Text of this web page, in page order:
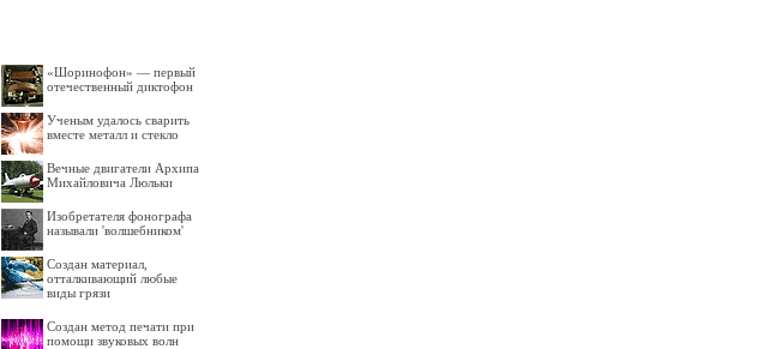
«Шоринофон» — первый
отечественный диктофон
Ученым удалось сварить
вместе металл и стекло
Вечные двигатели Архипа
Михайловича Люльки
Изобретателя фонографа
называли 'волшебником'
Создан материал,
отталкивающий любые
виды грязи
Создан метод печати при
помощи звуковых волн